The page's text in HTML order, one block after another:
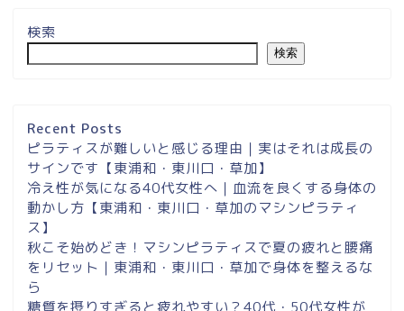
検索
検索
Recent Posts
ピラティスが難しいと感じる理由｜実はそれは成長の
サインです【東浦和・東川口・草加】
冷え性が気になる40代女性へ｜血流を良くする身体の
動かし方【東浦和・東川口・草加のマシンピラティ
ス】
秋こそ始めどき！マシンピラティスで夏の疲れと腰痛
をリセット｜東浦和・東川口・草加で身体を整えるな
ら
糖質を摂りすぎると疲れやすい？40代・50代女性が
内
東浦和スタジオ予約
東浦和｜大人女性のための
マシンピラティススタジオ